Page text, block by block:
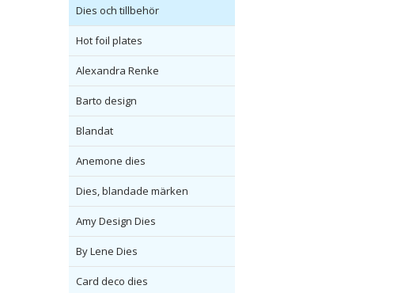
Dies och tillbehör
Hot foil plates
Alexandra Renke
Barto design
Blandat
Anemone dies
Dies, blandade märken
Amy Design Dies
By Lene Dies
Card deco dies